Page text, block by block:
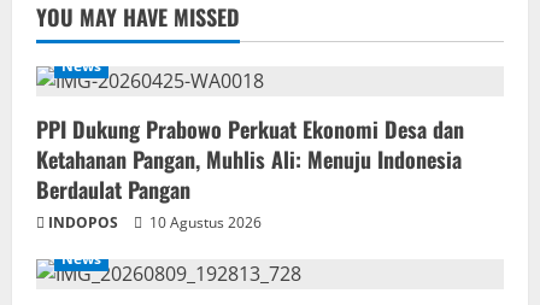
YOU MAY HAVE MISSED
News
PPI Dukung Prabowo Perkuat Ekonomi Desa dan
Ketahanan Pangan, Muhlis Ali: Menuju Indonesia
Berdaulat Pangan
INDOPOS
10 Agustus 2026
News